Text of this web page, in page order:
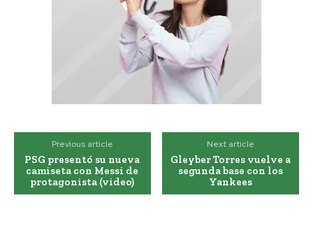
Previous article
PSG presentó su nueva
camiseta con Messi de
protagonista (video)
Next article
Gleyber Torres vuelve a
segunda base con los
Yankees